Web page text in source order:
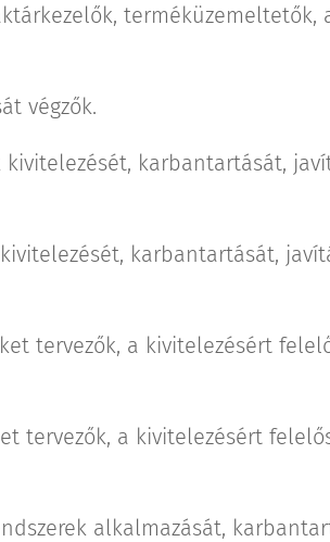
terméküzemeltetők,
végzők.
karbantartását,
karbantartását,
tervezők, a kivitelezésért
tervezők, a kivitelezésért
alkalmazását,